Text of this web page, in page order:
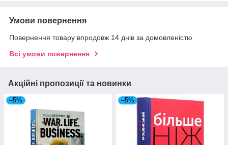
Умови повернення
Повернення товару впродовж 14 днів за домовленістю
Всі умови повернення
Акційні пропозиції та новинки
–5% –5%